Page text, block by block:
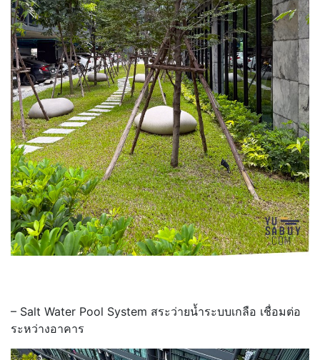
– Salt Water Pool System สระว่ายน้ำระบบเกลือ เชื่อมต่อ
ระหว่างอาคาร